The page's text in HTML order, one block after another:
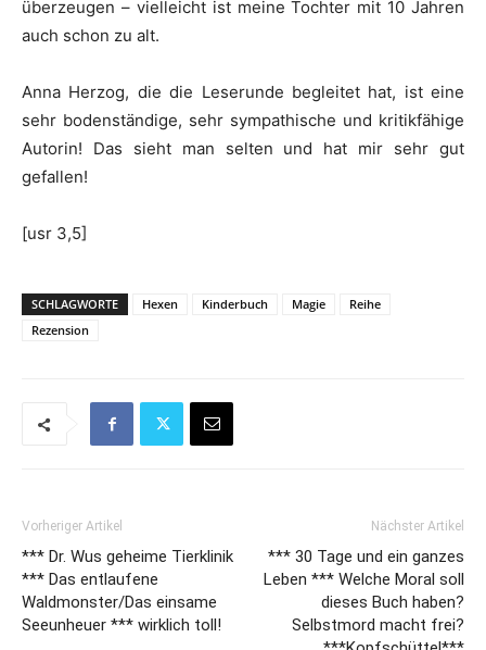
überzeugen – vielleicht ist meine Tochter mit 10 Jahren
auch schon zu alt.
Anna Herzog, die die Leserunde begleitet hat, ist eine
sehr bodenständige, sehr sympathische und kritikfähige
Autorin! Das sieht man selten und hat mir sehr gut
gefallen!
[usr 3,5]
SCHLAGWORTE Hexen Kinderbuch Magie
Reihe
Rezension
Vorheriger Artikel
*** Dr. Wus geheime Tierklinik
*** Das entlaufene
Waldmonster/Das einsame
Seeunheuer *** wirklich toll!
Nächster Artikel
*** 30 Tage und ein ganzes
Leben *** Welche Moral soll
dieses Buch haben?
Selbstmord macht frei?